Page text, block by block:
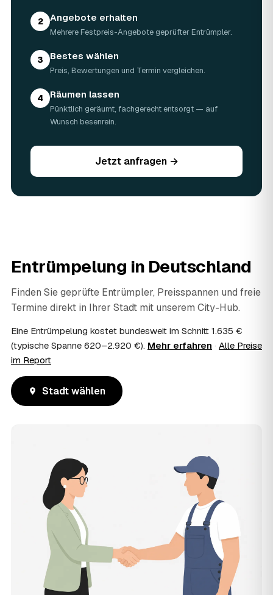
2 Angebote erhalten
Mehrere Festpreis-Angebote geprüfter Entrümpler.
3 Bestes wählen
Preis, Bewertungen und Termin vergleichen.
4 Räumen lassen
Pünktlich geräumt, fachgerecht entsorgt — auf
Wunsch besenrein.
Jetzt anfragen →
Entrümpelung in Deutschland
Finden Sie geprüfte Entrümpler, Preisspannen und freie
Termine direkt in Ihrer Stadt mit unserem City-Hub.
Eine Entrümpelung kostet bundesweit im Schnitt 1.635 €
(typische Spanne 620–2.920 €). Mehr erfahren · Alle Preise
im Report
Stadt wählen